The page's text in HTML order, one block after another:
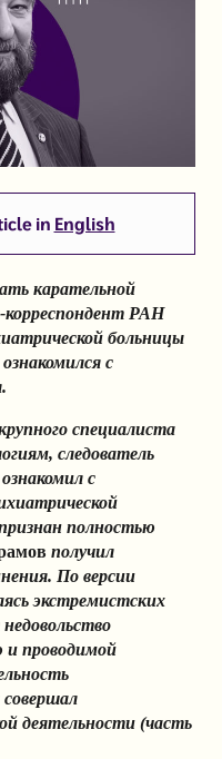
in English
карательной
корреспондент РАН
больницы
с
специалиста
следователь
с
полностью
получил
По версии
экстремистских
и проводимой
деятельности (часть